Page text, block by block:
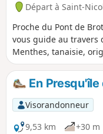
Départ à Saint-
Proche du Pont de
vous guide au travers
Menthes, tanaisie,
incroyable ! En
par temps chaud.
Seine en suivant son
campagne et la forêt
charmantes petites
En
Visorandonneur
9,53 km
+30 m